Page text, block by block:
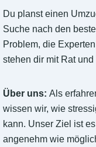
Du planst einen
Suche nach den
Problem, die
stehen dir mit Rat und
Über uns: Als
wissen wir, wie
kann. Unser Ziel ist
angenehm wie